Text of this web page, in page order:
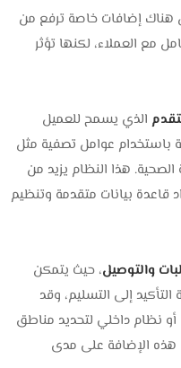
هناك إضافات خاصة ترفع من
مع العملاء، لكنها تؤثر
الذي يسمح للعميل
باستخدام عوامل تصفية مثل
الصحية. هذا النظام يزيد من
قاعدة بيانات متقدمة وتنظيم
والتوصيل، حيث يتمكن
إلى التسليم، وقد
نظام داخلي لتحديد مناطق
هذه الإضافة على مدى